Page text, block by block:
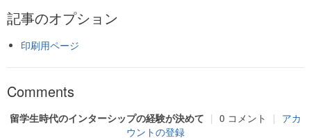
記事のオプション
印刷用ページ
Comments
留学生時代のインターシップの経験が決めて | 0 コメント | アカ
ウントの登録